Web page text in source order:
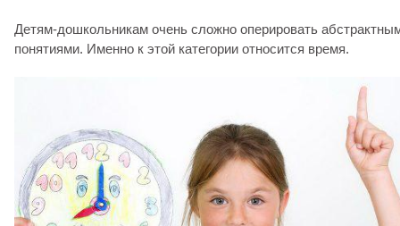
Детям-дошкольникам очень сложно оперировать
понятиями. Именно к этой категории относится время.